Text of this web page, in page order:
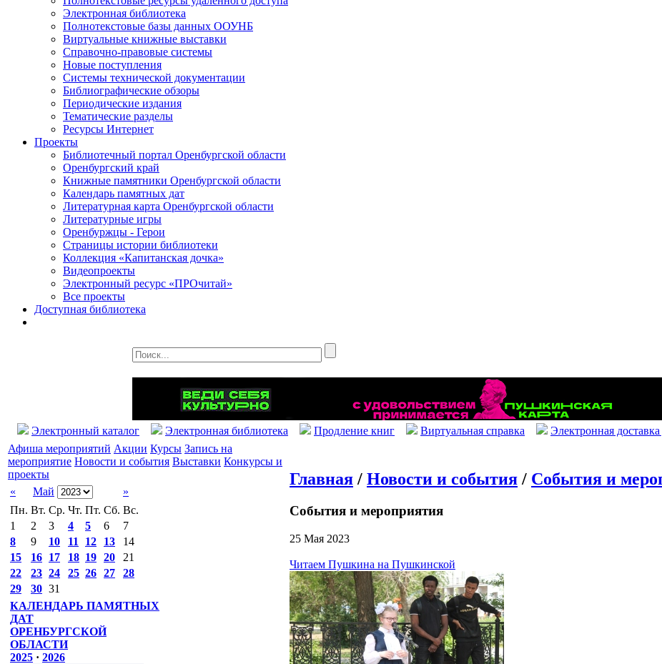
Электронная библиотека
Полнотекстовые базы данных ООУНБ
Виртуальные книжные выставки
Справочно-правовые системы
Новые поступления
Cистемы технической документации
Библиографические обзоры
Периодические издания
Тематические разделы
Ресурсы Интернет
Проекты
Библиотечный портал Оренбургской области
Оренбургский край
Книжные памятники Оренбургской области
Календарь памятных дат
Литературная карта Оренбургской области
Литературные игры
Оренбуржцы - Герои
Страницы истории библиотеки
Коллекция «Капитанская дочка»
Видеопроекты
Электронный ресурс «ПРОчитай»
Все проекты
Доступная библиотека
Электронный каталог Электронная библиотека Продление книг Виртуальная справка
Электронная
Афиша мероприятий Акции Курсы Запись на
мероприятие Новости и события Выставки Конкурсы и
проекты
«
Май
»
Пн. Вт. Ср. Чт. Пт. Сб. Вс.
1
2 3 4 5 6
7
8
9 10 11 12 13
14
15
16 17 18 19 20
21
22
23 24 25 26 27
28
29
30 31
КАЛЕНДАРЬ ПАМЯТНЫХ
ДАТ
ОРЕНБУРГСКОЙ
ОБЛАСТИ
2025 · 2026
Главная / Новости и события / События и
События и мероприятия
25 Мая 2023
Читаем Пушкина на Пушкинской